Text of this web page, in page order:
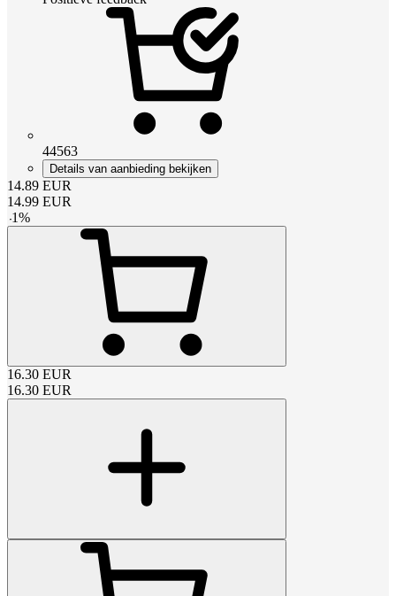
44563
Details van aanbieding bekijken
14.89 EUR
14.99 EUR
-1%
16.30 EUR
16.30 EUR